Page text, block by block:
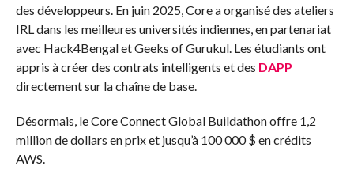
des développeurs. En juin 2025, Core a organisé des ateliers
IRL dans les meilleures universités indiennes, en partenariat
avec Hack4Bengal et Geeks of Gurukul. Les étudiants ont
appris à créer des contrats intelligents et des DAPP
directement sur la chaîne de base.
Désormais, le Core Connect Global Buildathon offre 1,2
million de dollars en prix et jusqu’à 100 000 $ en crédits
AWS.